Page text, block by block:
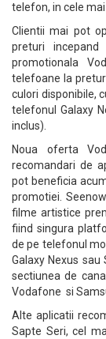
telefon, in cele
Clientii mai pot
preturi
promotionala
telefoane la
culori disponibile,
telefonul Galaxy
inclus).
Noua oferta
recomandari de
pot beneficia
promotiei.
filme artistice
fiind singura
de pe telefonul
Galaxy Nexus
sectiunea de
Vodafone si
Alte aplicatii
Sapte Seri, cel